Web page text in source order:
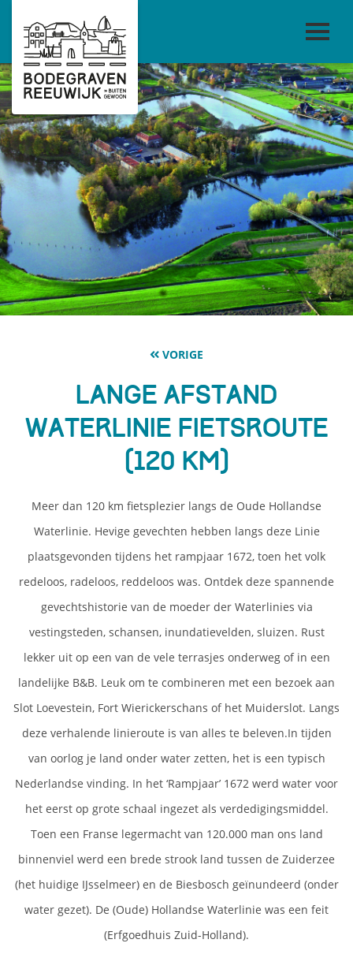
VORIGE
Lange Afstand
Waterlinie fietsroute
(120 km)
Meer dan 120 km fietsplezier langs de Oude Hollandse
Waterlinie. Hevige gevechten hebben langs deze Linie
plaatsgevonden tijdens het rampjaar 1672, toen het volk
redeloos, radeloos, reddeloos was. Ontdek deze spannende
gevechtshistorie van de moeder der Waterlinies via
vestingsteden, schansen, inundatievelden, sluizen. Rust
lekker uit op een van de vele terrasjes onderweg of in een
landelijke B&B. Leuk om te combineren met een bezoek aan
Slot Loevestein, Fort Wierickerschans of het Muiderslot. Langs
deze verhalende linieroute is van alles te beleven.In tijden
van oorlog je land onder water zetten, het is een typisch
Nederlandse vinding. In het ‘Rampjaar’ 1672 werd water voor
het eerst op grote schaal ingezet als verdedigingsmiddel.
Toen een Franse legermacht van 120.000 man ons land
binnenviel werd een brede strook land tussen de Zuiderzee
(het huidige IJsselmeer) en de Biesbosch geïnundeerd (onder
water gezet). De (Oude) Hollandse Waterlinie was een feit
(Erfgoedhuis Zuid-Holland).